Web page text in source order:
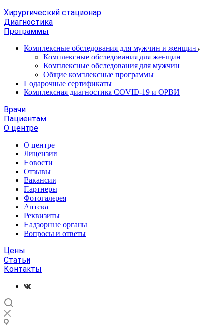
Хирургический стационар
Диагностика
Программы
Комплексные обследования для мужчин и женщин
Комплексные обследования для женщин
Комплексные обследования для мужчин
Общие комплексные программы
Подарочные сертификаты
Комплексная диагностика COVID-19 и ОРВИ
Врачи
Пациентам
О центре
О центре
Лицензии
Новости
Отзывы
Вакансии
Партнеры
Фотогалерея
Аптека
Реквизиты
Надзорные органы
Вопросы и ответы
Цены
Статьи
Контакты